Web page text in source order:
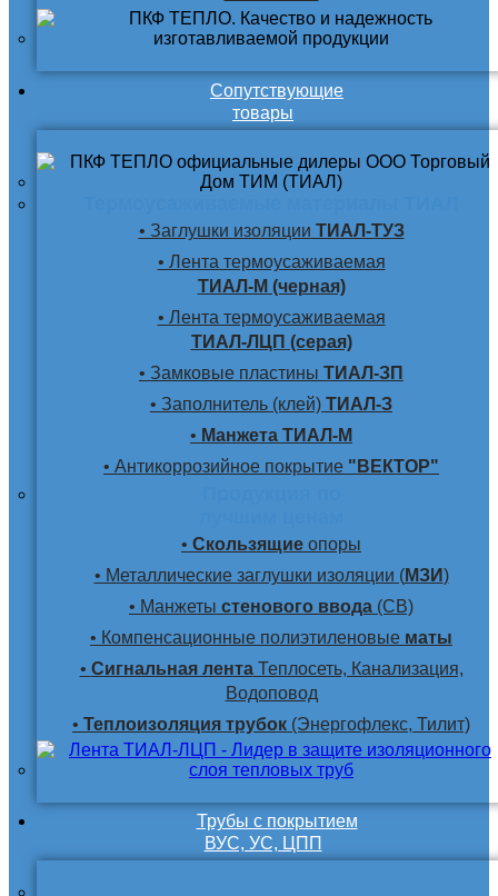
Сопутствующие
товары
• Заглушки изоляции ТИАЛ-ТУЗ
• Лента термоусаживаемая
ТИАЛ-М (черная)
• Лента термоусаживаемая
ТИАЛ-ЛЦП (серая)
• Замковые пластины ТИАЛ-ЗП
• Заполнитель (клей) ТИАЛ-З
• Манжета ТИАЛ-М
• Антикоррозийное покрытие "ВЕКТОР"
• Скользящие опоры
• Металлические заглушки изоляции (МЗИ)
• Манжеты стенового ввода (СВ)
• Компенсационные полиэтиленовые маты
• Сигнальная лентаТеплосеть, Канализация,
Водоповод
• Теплоизоляция трубок (Энергофлекс, Тилит)
Трубы с покрытием
ВУС, УС, ЦПП